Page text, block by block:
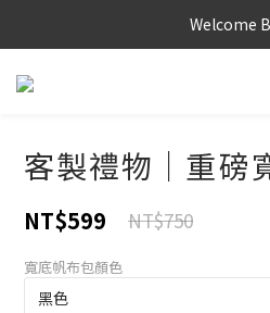
Welcome
客製禮物｜重磅
NT$599 NT$750
寬底帆布包顏色